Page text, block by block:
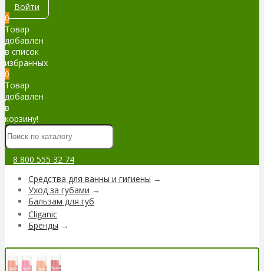
Войти
0
Товар
добавлен
в список
избранных
0
Товар
добавлен
в
корзину!
8 800 555 32 74
Средства для ванны и гигиены →
Уход за губами →
Бальзам для губ
Cliganic
Бренды →